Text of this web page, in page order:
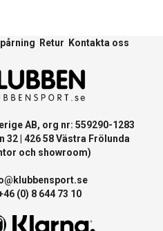
Retur Kontakta oss
AB, org nr: 559290-1283
| 426 58 Västra Frölunda
och showroom)
(0) 8 644 73 10